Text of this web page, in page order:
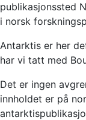
publikasjonssted
i norsk
Antarktis er her
har vi tatt med
Det er ingen
innholdet er på